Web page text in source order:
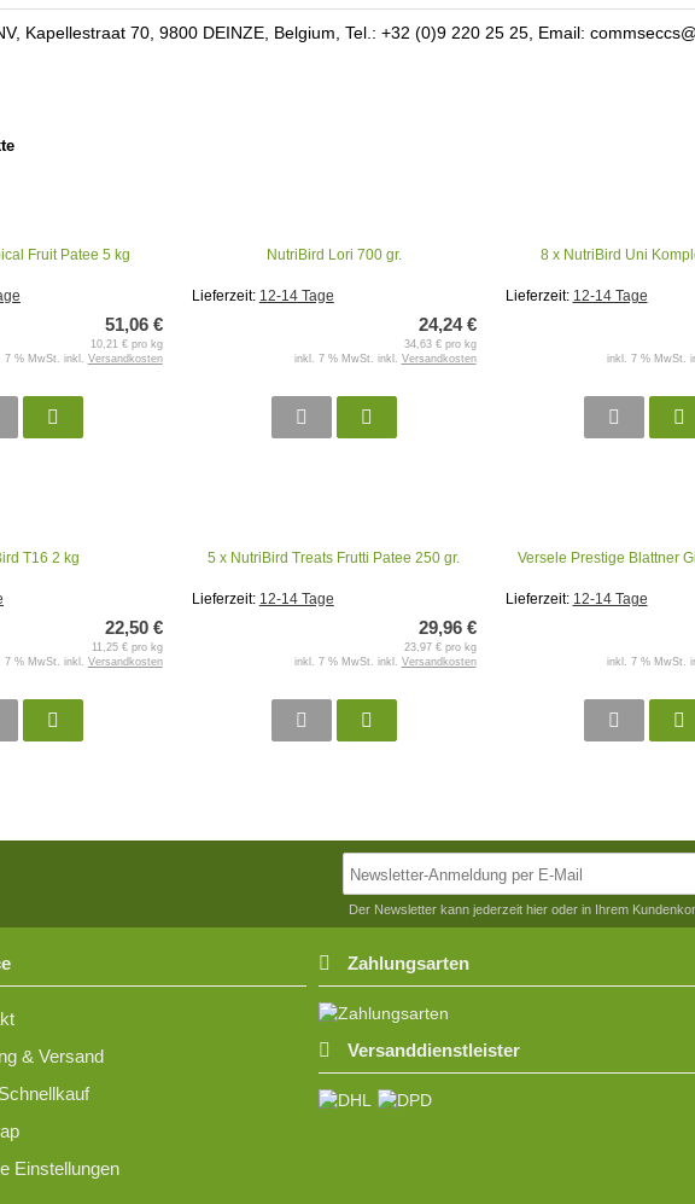
Kapellestraat 70, 9800 DEINZE, Belgium, Tel.: +32 (0)9 220 25 25, Email:
Fruit Patee 5 kg
51,06 €
10,21 € pro kg
7 % MwSt. inkl. Versandkosten
NutriBird Lori 700 gr.
Lieferzeit: 12-14 Tage
24,24 €
34,63 € pro kg
inkl. 7 % MwSt. inkl. Versandkosten
8 x NutriBird Uni
Lieferzeit: 12-14 Tage
inkl. 7 % MwSt.
T16 2 kg
22,50 €
11,25 € pro kg
7 % MwSt. inkl. Versandkosten
5 x NutriBird Treats Frutti Patee 250 gr.
Lieferzeit: 12-14 Tage
29,96 €
23,97 € pro kg
inkl. 7 % MwSt. inkl. Versandkosten
Versele Prestige Blattner
Lieferzeit: 12-14 Tage
inkl. 7 % MwSt.
Der Newsletter kann jederzeit hier oder in Ihrem
& Versand
Einstellungen
Zahlungsarten
Versanddienstleister